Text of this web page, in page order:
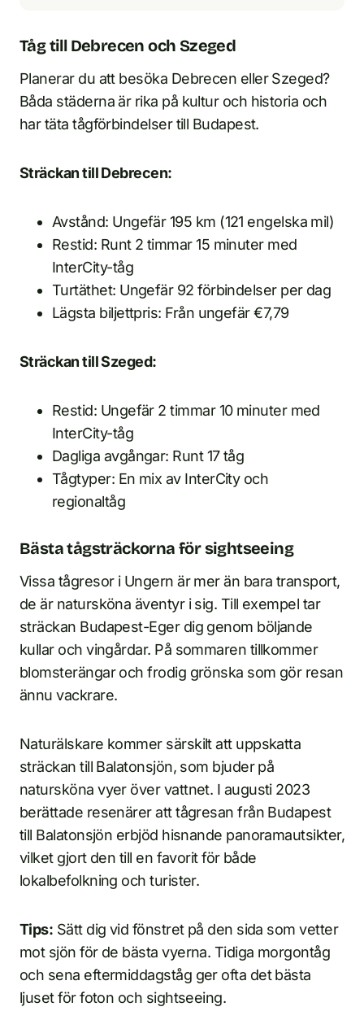
Tåg till Debrecen och Szeged
Planerar du att besöka Debrecen eller Szeged?
Båda städerna är rika på kultur och historia och
har täta tågförbindelser till Budapest.
Sträckan till Debrecen:
Avstånd: Ungefär 195 km (121 engelska mil)
Restid: Runt 2 timmar 15 minuter med
InterCity-tåg
Turtäthet: Ungefär 92 förbindelser per dag
Lägsta biljettpris: Från ungefär €7,79
Sträckan till Szeged:
Restid: Ungefär 2 timmar 10 minuter med
InterCity-tåg
Dagliga avgångar: Runt 17 tåg
Tågtyper: En mix av InterCity och
regionaltåg
Bästa tågsträckorna för sightseeing
Vissa tågresor i Ungern är mer än bara transport,
de är natursköna äventyr i sig. Till exempel tar
sträckan Budapest-Eger dig genom böljande
kullar och vingårdar. På sommaren tillkommer
blomsterängar och frodig grönska som gör resan
ännu vackrare.
Naturälskare kommer särskilt att uppskatta
sträckan till Balatonsjön, som bjuder på
natursköna vyer över vattnet. I augusti 2023
berättade resenärer att tågresan från Budapest
till Balatonsjön erbjöd hisnande panoramautsikter,
vilket gjort den till en favorit för både
lokalbefolkning och turister.
Tips: Sätt dig vid fönstret på den sida som vetter
mot sjön för de bästa vyerna. Tidiga morgontåg
och sena eftermiddagståg ger ofta det bästa
ljuset för foton och sightseeing.